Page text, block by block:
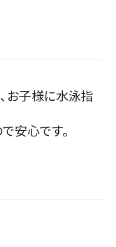
お子様に水泳指
安心です。